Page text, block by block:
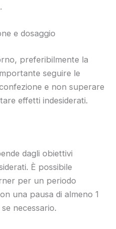
e dosaggio
preferibilmente la
seguire le
e non superare
effetti indesiderati.
dagli obiettivi
È possibile
per un periodo
una pausa di almeno 1
necessario.